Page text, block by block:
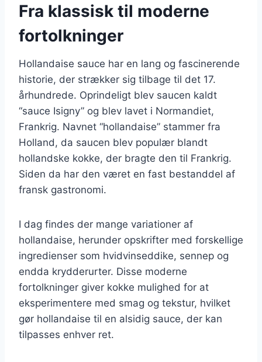
Fra klassisk til moderne
fortolkninger
Hollandaise sauce har en lang og fascinerende
historie, der strækker sig tilbage til det 17.
århundrede. Oprindeligt blev saucen kaldt
“sauce Isigny” og blev lavet i Normandiet,
Frankrig. Navnet “hollandaise” stammer fra
Holland, da saucen blev populær blandt
hollandske kokke, der bragte den til Frankrig.
Siden da har den været en fast bestanddel af
fransk gastronomi.
I dag findes der mange variationer af
hollandaise, herunder opskrifter med forskellige
ingredienser som hvidvinseddike, sennep og
endda krydderurter. Disse moderne
fortolkninger giver kokke mulighed for at
eksperimentere med smag og tekstur, hvilket
gør hollandaise til en alsidig sauce, der kan
tilpasses enhver ret.